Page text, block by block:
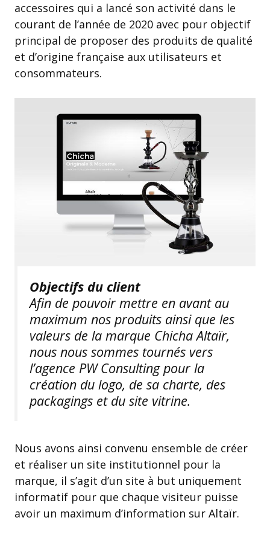
accessoires qui a lancé son activité dans le
courant de l’année de 2020 avec pour objectif
principal de proposer des produits de qualité
et d’origine française aux utilisateurs et
consommateurs.
Objectifs du client
Afin de pouvoir mettre en avant au
maximum nos produits ainsi que les
valeurs de la marque Chicha Altaïr,
nous nous sommes tournés vers
l’agence PW Consulting pour la
création du logo, de sa charte, des
packagings et du site vitrine.
Nous avons ainsi convenu ensemble de créer
et réaliser un site institutionnel pour la
marque, il s’agit d’un site à but uniquement
informatif pour que chaque visiteur puisse
avoir un maximum d’information sur Altaïr.